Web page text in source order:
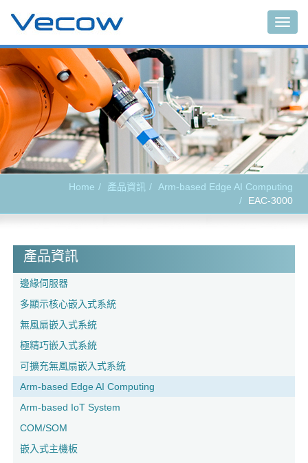
Home 產品資訊
Arm-based Edge AI Computing
EAC-3000
產品資訊
邊緣伺服器
多顯示核心嵌入式系統
無風扇嵌入式系統
極精巧嵌入式系統
可擴充無風扇嵌入式系統
Arm-based Edge AI Computing
Arm-based IoT System
COM/SOM
嵌入式主機板